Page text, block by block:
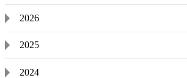
2026
2025
2024